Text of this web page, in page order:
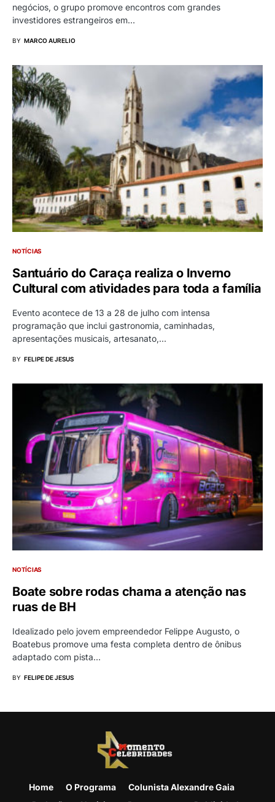
negócios, o grupo promove encontros com grandes
investidores estrangeiros em…
BY MARCO AURELIO
NOTÍCIAS
Santuário do Caraça realiza o Inverno
Cultural com atividades para toda a família
Evento acontece de 13 a 28 de julho com intensa
programação que inclui gastronomia, caminhadas,
apresentações musicais, artesanato,…
BY FELIPE DE JESUS
NOTÍCIAS
Boate sobre rodas chama a atenção nas
ruas de BH
Idealizado pelo jovem empreendedor Felippe Augusto, o
Boatebus promove uma festa completa dentro de ônibus
adaptado com pista…
BY FELIPE DE JESUS
Home O Programa
Colunista Alexandre Gaia